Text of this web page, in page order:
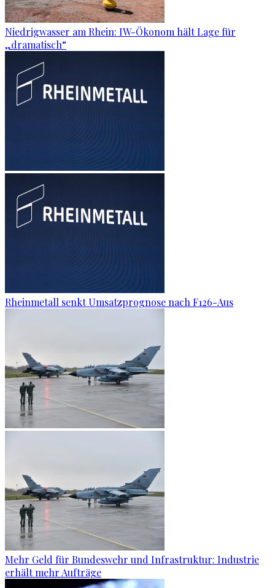
Niedrigwasser am Rhein: IW-Ökonom hält Lage für
„dramatisch“
Rheinmetall senkt Umsatzprognose nach F126-Aus
Mehr Geld für Bundeswehr und Infrastruktur: Industrie
erhält mehr Aufträge